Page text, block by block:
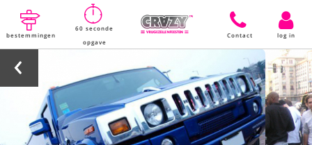
bestemmingen
60 seconde
opgave
Contact log in